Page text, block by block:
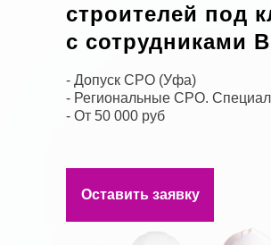
строителей под
с сотрудниками
- Допуск СРО (Уфа)
- Региональные СРО.
- От 50 000 руб
Оставить заявку